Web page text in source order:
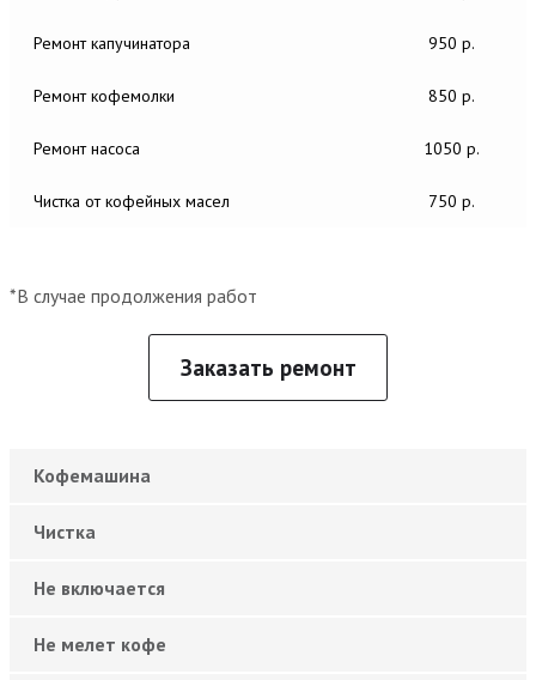
Ремонт капучинатора 950 р.
Ремонт кофемолки 850 р.
Ремонт насоса 1050 р.
Чистка от кофейных масел 750 р.
*В случае продолжения работ
Заказать ремонт
Кофемашина
Чистка
Не включается
Не мелет кофе